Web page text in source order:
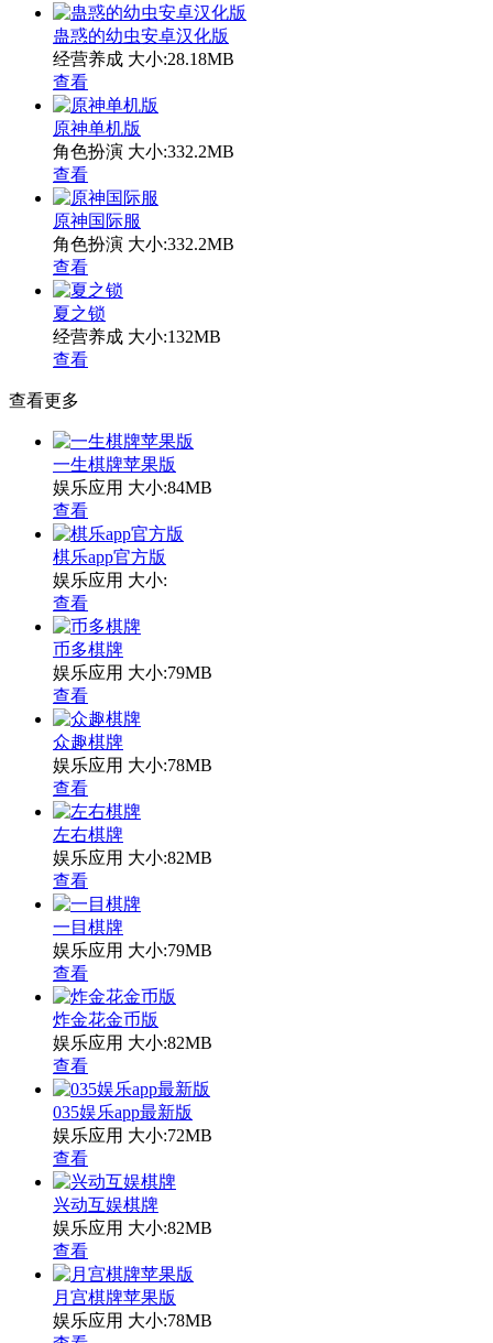
蛊惑的幼虫安卓汉化版
经营养成 大小:28.18MB
查看
原神单机版
角色扮演 大小:332.2MB
查看
原神国际服
角色扮演 大小:332.2MB
查看
夏之锁
经营养成 大小:132MB
查看
查看更多
一生棋牌苹果版
娱乐应用 大小:84MB
查看
棋乐app官方版
娱乐应用 大小:
查看
币多棋牌
娱乐应用 大小:79MB
查看
众趣棋牌
娱乐应用 大小:78MB
查看
左右棋牌
娱乐应用 大小:82MB
查看
一目棋牌
娱乐应用 大小:79MB
查看
炸金花金币版
娱乐应用 大小:82MB
查看
035娱乐app最新版
娱乐应用 大小:72MB
查看
兴动互娱棋牌
娱乐应用 大小:82MB
查看
月宫棋牌苹果版
娱乐应用 大小:78MB